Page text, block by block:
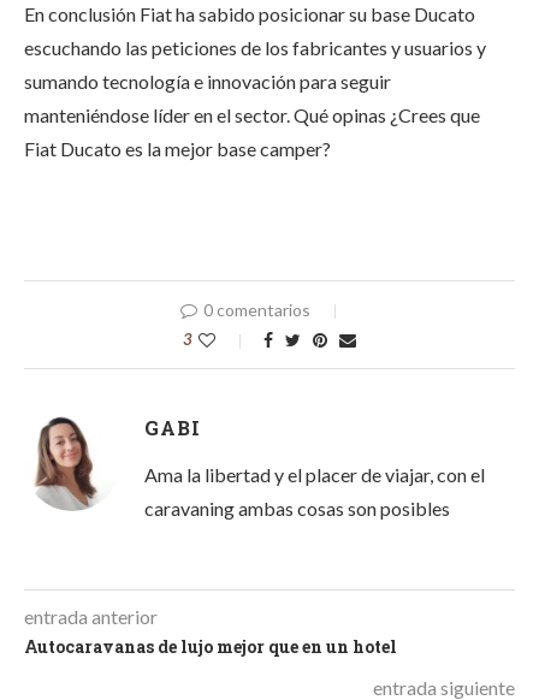
En conclusión Fiat ha sabido posicionar su base Ducato
escuchando las peticiones de los fabricantes y usuarios y
sumando tecnología e innovación para seguir
manteniéndose líder en el sector. Qué opinas ¿Crees que
Fiat Ducato es la mejor base camper?
0 comentarios
3
GABI
Ama la libertad y el placer de viajar, con el
caravaning ambas cosas son posibles
entrada anterior
Autocaravanas de lujo mejor que en un hotel
entrada siguiente